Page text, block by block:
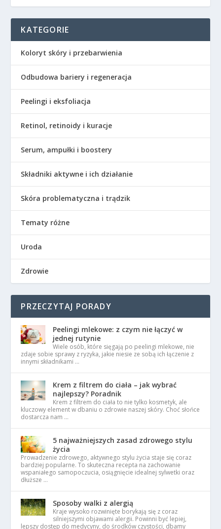
KATEGORIE
Koloryt skóry i przebarwienia
Odbudowa bariery i regeneracja
Peelingi i eksfoliacja
Retinol, retinoidy i kuracje
Serum, ampułki i boostery
Składniki aktywne i ich działanie
Skóra problematyczna i trądzik
Tematy różne
Uroda
Zdrowie
PRZECZYTAJ PORADY
Peelingi mlekowe: z czym nie łączyć w
jednej rutynie
Wiele osób, które sięgają po peelingi mlekowe, nie
zdaje sobie sprawy z ryzyka, jakie niesie ze sobą ich łączenie z
innymi składnikami …
Krem z filtrem do ciała – jak wybrać
najlepszy? Poradnik
Krem z filtrem do ciała to nie tylko kosmetyk, ale
kluczowy element w dbaniu o zdrowie naszej skóry. Choć słońce
dostarcza nam …
5 najważniejszych zasad zdrowego stylu
życia
Prowadzenie zdrowego, aktywnego stylu życia staje się coraz
bardziej popularne. To skuteczna recepta na zachowanie
wspaniałego samopoczucia, osiągnięcie idealnej sylwetki oraz
dłuższe …
Sposoby walki z alergią
Kraje wysoko rozwinięte borykają się z coraz
silniejszymi objawami alergii. Powinni być lepiej,
lepszy dostęp do medycyny, do środków czystości, dbamy